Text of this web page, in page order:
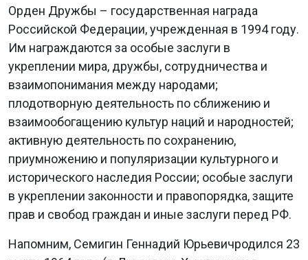
Орден Дружбы – государственная награда
Российской Федерации, учрежденная в 1994 году.
Им награждаются за особые заслуги в
укреплении мира, дружбы, сотрудничества и
взаимопонимания между народами;
плодотворную деятельность по сближению и
взаимообогащению культур наций и народностей;
активную деятельность по сохранению,
приумножению и популяризации культурного и
исторического наследия России; особые заслуги
в укреплении законности и правопорядка, защите
прав и свобод граждан и иные заслуги перед РФ.
Напомним, Семигин Геннадий Юрьевичродился 23